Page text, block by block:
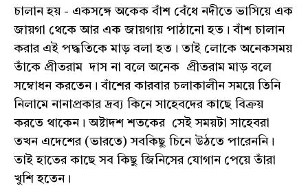
চালান হয় - একসঙ্গে অকেক বাঁশ বেঁধে নদীতে ভাসিয়ে এক
জায়গা থেকে আর এক জায়গায় পাঠানো হত। বাঁশ চালান
করার এই পদ্ধতিকে মাড় বলা হত। তাই লোকে অনেকসময়
তাঁকে প্রীতরাম দাস না বলে অনেক প্রীতরাম মাড় বলে
সম্বোধন করতেন। বাঁশের কারবার চলাকালীন সময়ে তিনি
নিলামে নানাপ্রকার দ্রব্য কিনে সাহেবদের কাছে বিক্রয়
করতে থাকেন। অষ্টাদশ শতকের সেই সময়টা সাহেবরা
তখন এদেশের (ভারতে) সবকিছু চিনে উঠতে পারেননি।
তাই হাতের কাছে সব কিছু জিনিসের যোগান পেয়ে তাঁরা
খুশি হতেন।